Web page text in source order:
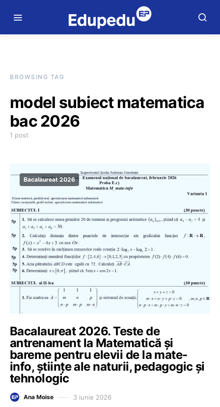
BROWSING TAG
model subiect matematica
bac 2026
1 post
Bacalaureat 2026
Bacalaureat 2026. Teste de
antrenament la Matematică și
bareme pentru elevii de la mate-
info, științe ale naturii, pedagogic și
tehnologic
Ana Moise 3 iunie 2026